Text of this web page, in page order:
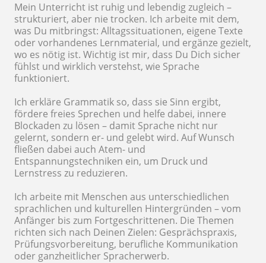
Mein Unterricht ist ruhig und lebendig zugleich –
strukturiert, aber nie trocken. Ich arbeite mit dem,
was Du mitbringst: Alltagssituationen, eigene Texte
oder vorhandenes Lernmaterial, und ergänze gezielt,
wo es nötig ist. Wichtig ist mir, dass Du Dich sicher
fühlst und wirklich verstehst, wie Sprache
funktioniert.
Ich erkläre Grammatik so, dass sie Sinn ergibt,
fördere freies Sprechen und helfe dabei, innere
Blockaden zu lösen – damit Sprache nicht nur
gelernt, sondern er- und gelebt wird. Auf Wunsch
fließen dabei auch Atem- und
Entspannungstechniken ein, um Druck und
Lernstress zu reduzieren.
Ich arbeite mit Menschen aus unterschiedlichen
sprachlichen und kulturellen Hintergründen – vom
Anfänger bis zum Fortgeschrittenen. Die Themen
richten sich nach Deinen Zielen: Gesprächspraxis,
Prüfungsvorbereitung, berufliche Kommunikation
oder ganzheitlicher Spracherwerb.